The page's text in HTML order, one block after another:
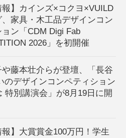
報】カインズ×コクヨ×VUILD
、家具・木工品デザインコン
ン「CDM Digi Fab
2026」を初開催
藤本壮介らが登壇、「長谷
のデザインコンペティション
特別講演会」が8月19日に開
報】大賞賞金100万円！学生